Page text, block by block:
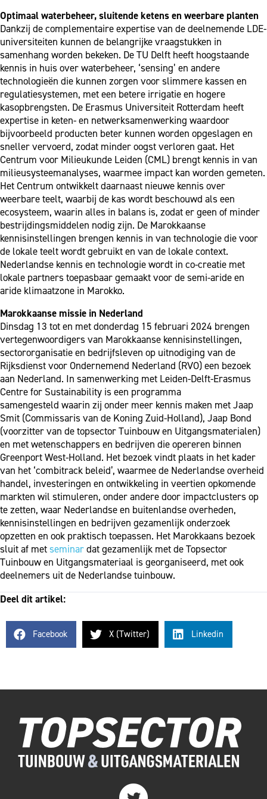
Optimaal waterbeheer, sluitende ketens en weerbare planten
Dankzij de complementaire expertise van de deelnemende LDE-
universiteiten kunnen de belangrijke vraagstukken in
samenhang worden bekeken. De TU Delft heeft hoogstaande
kennis in huis over waterbeheer, ‘sensing’ en andere
technologieën die kunnen zorgen voor slimmere kassen en
regulatiesystemen, met een betere irrigatie en hogere
kasopbrengsten. De Erasmus Universiteit Rotterdam heeft
expertise in keten- en netwerksamenwerking waardoor
bijvoorbeeld producten beter kunnen worden opgeslagen en
sneller vervoerd, zodat minder oogst verloren gaat. Het
Centrum voor Milieukunde Leiden (CML) brengt kennis in van
milieusysteemanalyses, waarmee impact kan worden gemeten.
Het Centrum ontwikkelt daarnaast nieuwe kennis over
weerbare teelt, waarbij de kas wordt beschouwd als een
ecosysteem, waarin alles in balans is, zodat er geen of minder
bestrijdingsmiddelen nodig zijn. De Marokkaanse
kennisinstellingen brengen kennis in van technologie die voor
de lokale teelt wordt gebruikt en van de lokale context.
Nederlandse kennis en technologie wordt in co-creatie met
lokale partners toepasbaar gemaakt voor de semi-aride en
aride klimaatzone in Marokko.
Marokkaanse missie in Nederland
Dinsdag 13 tot en met donderdag 15 februari 2024 brengen
vertegenwoordigers van Marokkaanse kennisinstellingen,
sectororganisatie en bedrijfsleven op uitnodiging van de
Rijksdienst voor Ondernemend Nederland (RVO) een bezoek
aan Nederland. In samenwerking met Leiden-Delft-Erasmus
Centre for Sustainability is een programma
samengesteld waarin zij onder meer kennis maken met Jaap
Smit (Commissaris van de Koning Zuid-Holland), Jaap Bond
(voorzitter van de topsector Tuinbouw en Uitgangsmaterialen)
en met wetenschappers en bedrijven die opereren binnen
Greenport West-Holland. Het bezoek vindt plaats in het kader
van het ‘combitrack beleid’, waarmee de Nederlandse overheid
handel, investeringen en ontwikkeling in veertien opkomende
markten wil stimuleren, onder andere door impactclusters op
te zetten, waar Nederlandse en buitenlandse overheden,
kennisinstellingen en bedrijven gezamenlijk onderzoek
opzetten en ook praktisch toepassen. Het Marokkaans bezoek
sluit af metseminardat gezamenlijk met de Topsector
Tuinbouw en Uitgangsmateriaal is georganiseerd, met ook
deelnemers uit de Nederlandse tuinbouw.
Deel dit artikel:
Facebook X (Twitter) Linkedin
Twitter